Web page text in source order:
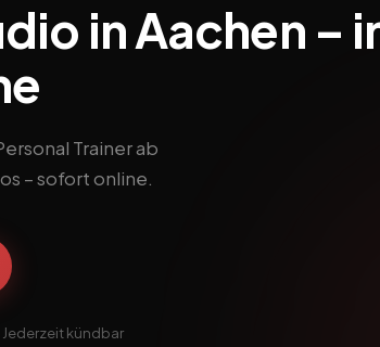
in Aachen –
Trainer ab
– sofort online.
kündbar